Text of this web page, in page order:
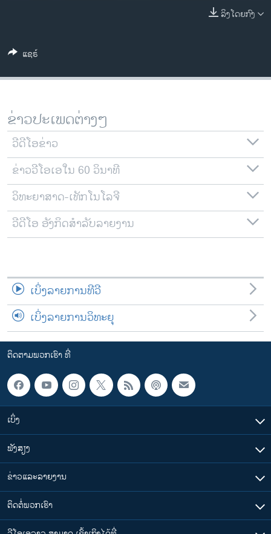
ພາສາອັງກິດ
ລາຍການກະຈາຍສຽງ
ລາຍງານ
ຕິດຕາມພວກເຮົາ ທີ່
ພາສາຕ່າງໆ
ລິງໂດຍກົງ
ແຊຣ໌
ຂ່າວປະເພດຕ່າງໆ
ວີດີໂອຂ່າວ
ຂ່າວວີໂອເອໃນ 60 ວິນາທີ
ວິທະຍາສາດ-ເທັກໂນໂລຈີ
ວີດີໂອ ອັງກິດສຳລັບລາຍງານ
ເບິ່ງລາຍການທີວີ
ເບິ່ງລາຍການວິທະຍຸ
ຕິດຕາມພວກເຮົາ ທີ່
ເບິ່ງ
ຟັງສຽງ
ຂ່າວແລະລາຍງານ
ຕິດຕໍ່ພວກເຮົາ